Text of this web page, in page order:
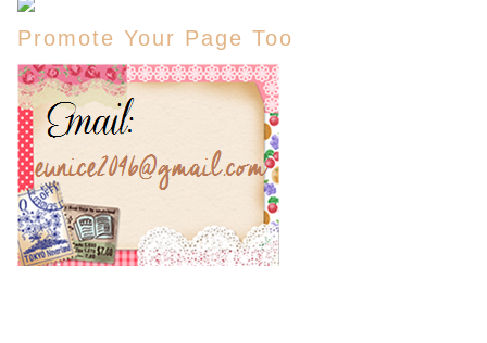
Promote Your Page Too